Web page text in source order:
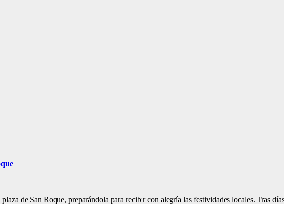
de San Roque, preparándola para recibir con alegría las festividades locales. Tras